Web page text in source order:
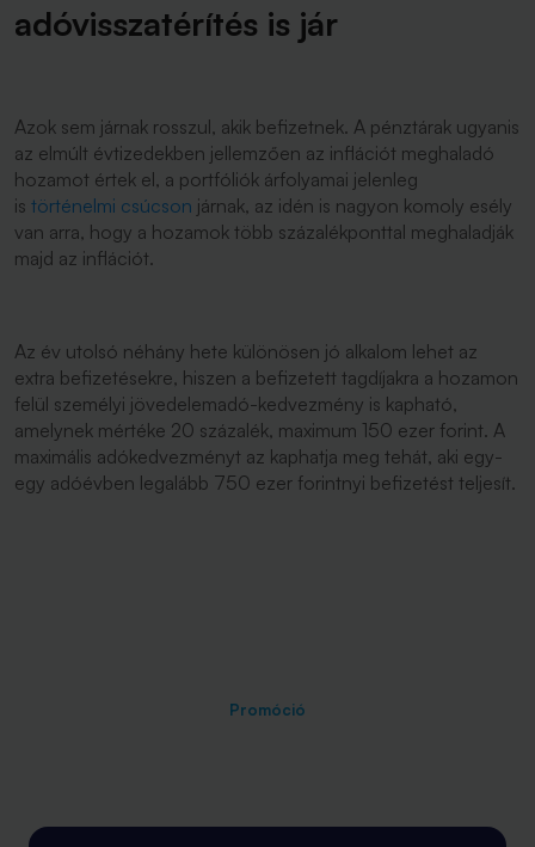
adóvisszatérítés is jár
Azok sem járnak rosszul, akik befizetnek. A pénztárak ugyanis
az elmúlt évtizedekben jellemzően az inflációt meghaladó
hozamot értek el, a portfóliók árfolyamai jelenleg
is történelmi csúcson járnak, az idén is nagyon komoly esély
van arra, hogy a hozamok több százalékponttal meghaladják
majd az inflációt.
Az év utolsó néhány hete különösen jó alkalom lehet az
extra befizetésekre, hiszen a befizetett tagdíjakra a hozamon
felül személyi jövedelemadó-kedvezmény is kapható,
amelynek mértéke 20 százalék, maximum 150 ezer forint. A
maximális adókedvezményt az kaphatja meg tehát, aki egy-
egy adóévben legalább 750 ezer forintnyi befizetést teljesít.
Promóció